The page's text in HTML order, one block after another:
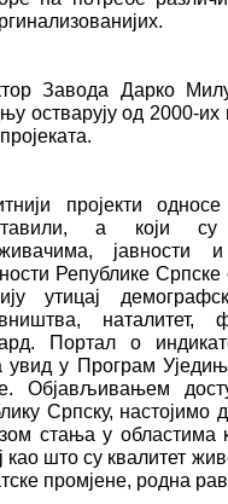
Завода Дарко
остварују од 2000-
пројекти
а који су
јавности
Републике
утицај
наталитет,
Портал о
увид у Програм
Објављивањем
Српску, настојимо
стања у
као што су квалитет
промјене, родна